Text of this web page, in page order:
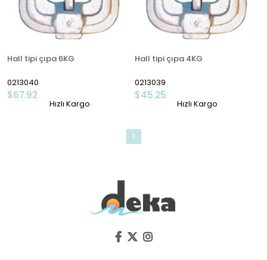
Hall tipi çıpa 6KG
0213040
$67.92
Hızlı Kargo
Hall tipi çıpa 4KG
0213039
$45.25
Hızlı Kargo
1